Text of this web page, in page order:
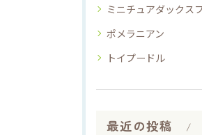
ミニチュアダックス
ポメラニアン
トイプードル
最近の投稿